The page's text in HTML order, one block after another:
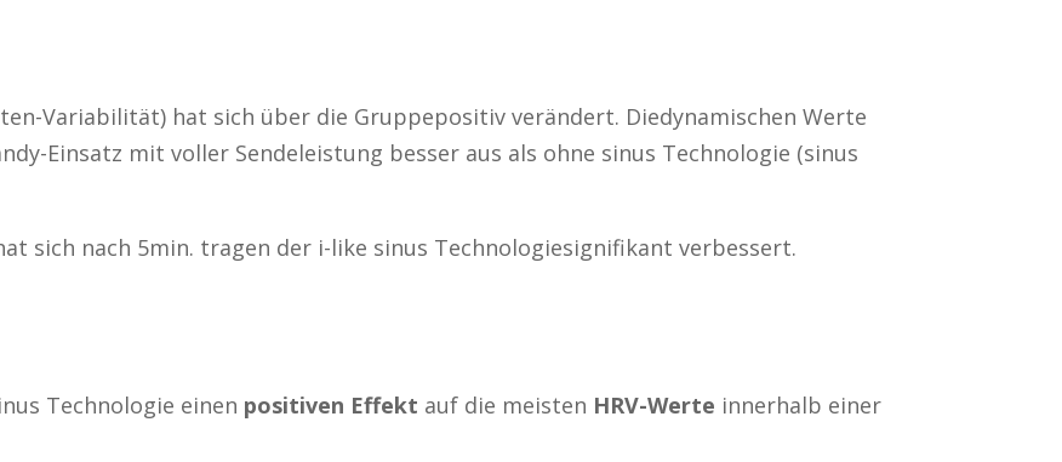
Variabilität) hat sich über die Gruppepositiv verändert. Diedynamischen Werte
Einsatz mit voller Sendeleistung besser aus als ohne sinus Technologie (sinus
sich nach 5min. tragen der i-like sinus Technologiesignifikant verbessert.
Technologie einen positiven Effekt auf die meisten HRV-Werte innerhalb einer